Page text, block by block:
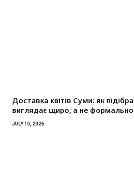
Доставка квітів Суми: як
виглядає щиро, а не формально
JULY 10, 2026